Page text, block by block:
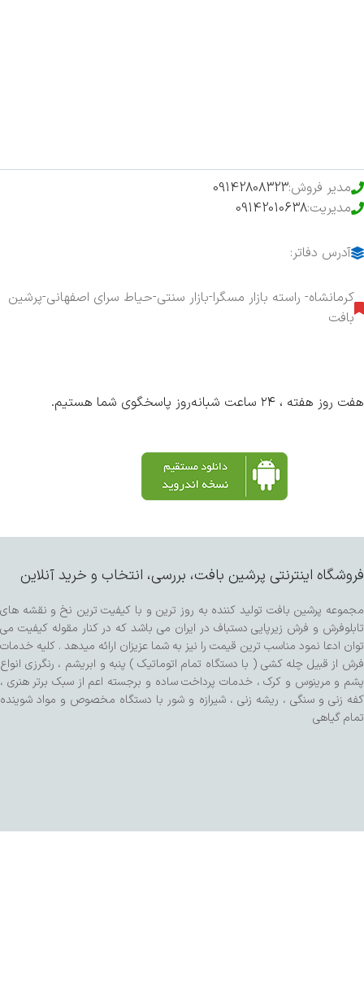
مدیر فروش:09142808323
مدیریت:09142010638
آدرس دفاتر:
کرمانشاه- راسته بازار مسگرا-بازار سنتی-حیاط سرای اصفهانی-پرشین
بافت
هفت روز هفته ، ۲۴ ساعت شبانه‌روز پاسخگوی شما هستیم.
فروشگاه اینترنتی پرشین بافت، بررسی، انتخاب و خرید آنلاین
مجموعه پرشین بافت تولید کننده به روز ترین و با کیفیت ترین نخ و نقشه های
تابلوفرش و فرش زیرپایی دستباف در ایران می باشد که در کنار مقوله کیفیت می
توان ادعا نمود مناسب ترین قیمت را نیز به شما عزیزان ارائه میدهد . کلیه خدمات
فرش از قبیل چله کشی ( با دستگاه تمام اتوماتیک ) پنبه و ابریشم ، رنگرزی انواع
پشم و مرینوس و کرک ، خدمات پرداخت ساده و برجسته اعم از سبک برتر هنری ،
کفه زنی و سنگی ، ریشه زنی ، شیرازه و شور با دستگاه مخصوص و مواد شوینده
تمام گیاهی